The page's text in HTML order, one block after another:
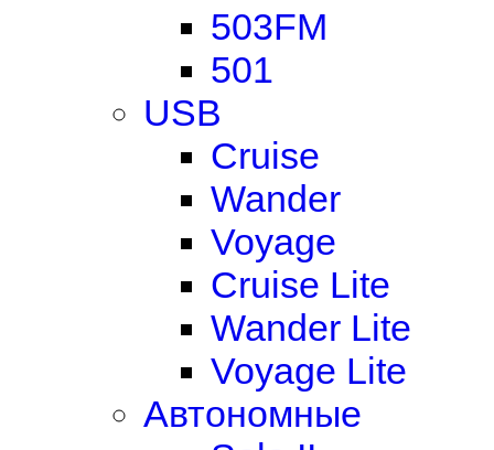
503FM
501
USB
Cruise
Wander
Voyage
Cruise Lite
Wander Lite
Voyage Lite
Автономные